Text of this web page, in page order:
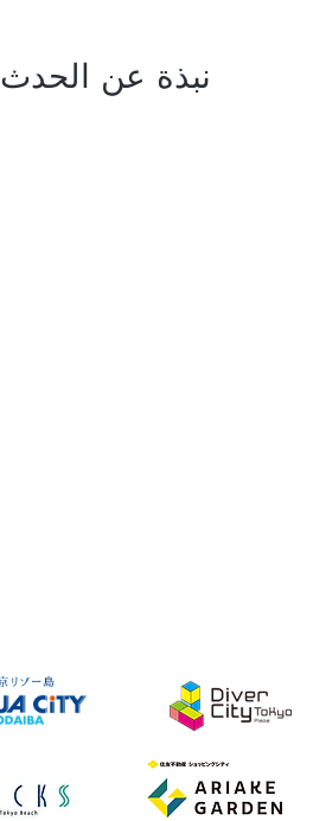
نبذة عن الحدث